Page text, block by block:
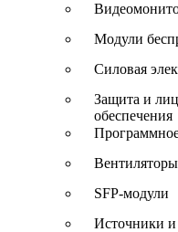
Модули
Силовая
Защита и
обеспечения
Вентиляторы
SFP-модули
Источники